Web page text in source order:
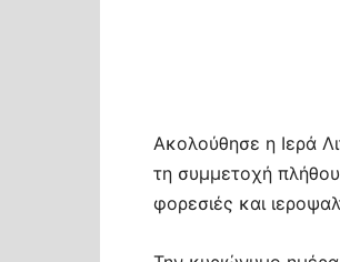
Ακολούθησε η Ιερά
τη συμμετοχή
φορεσιές και